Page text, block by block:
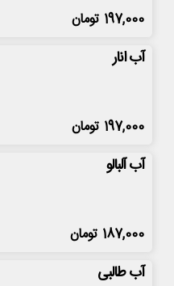
197,000 تومان
آب انار
197,000 تومان
آب آلبالو
187,000 تومان
آب طالبی